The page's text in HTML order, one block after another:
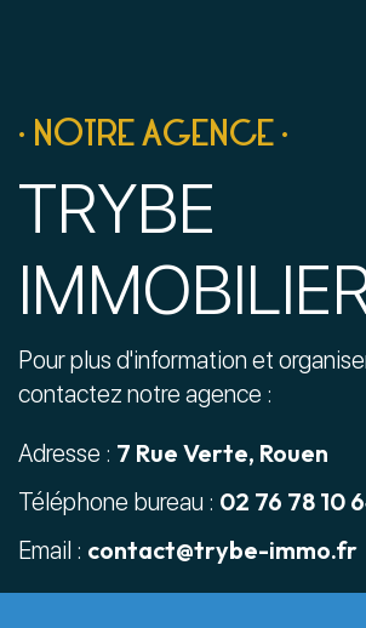
• NOTRE AGENCE •
TRYBE
Pour plus d'information et
contactez notre agence :
Adresse : 7 Rue Verte, Rouen
Téléphone bureau : 02 76 78 10
Email : contact@trybe-immo.fr